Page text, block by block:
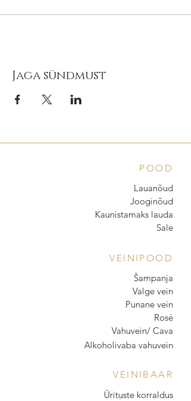
Jaga sündmust
POOD
Lauanõud
Jooginõud
Kaunistamaks lauda
Sale
VEINIPOOD
Šampanja
Valge vein
Punane vein
Rosé
Vahuvein/ Cava
Alkoholivaba vahuvein
VEINIBAAR
Ürituste korraldus